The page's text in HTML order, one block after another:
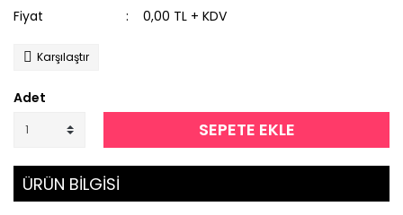
Fiyat
0,00 TL + KDV
Karşılaştır
Adet
SEPETE EKLE
ÜRÜN BİLGİSİ